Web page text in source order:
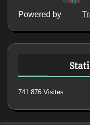
Powered by
741 876 Visites